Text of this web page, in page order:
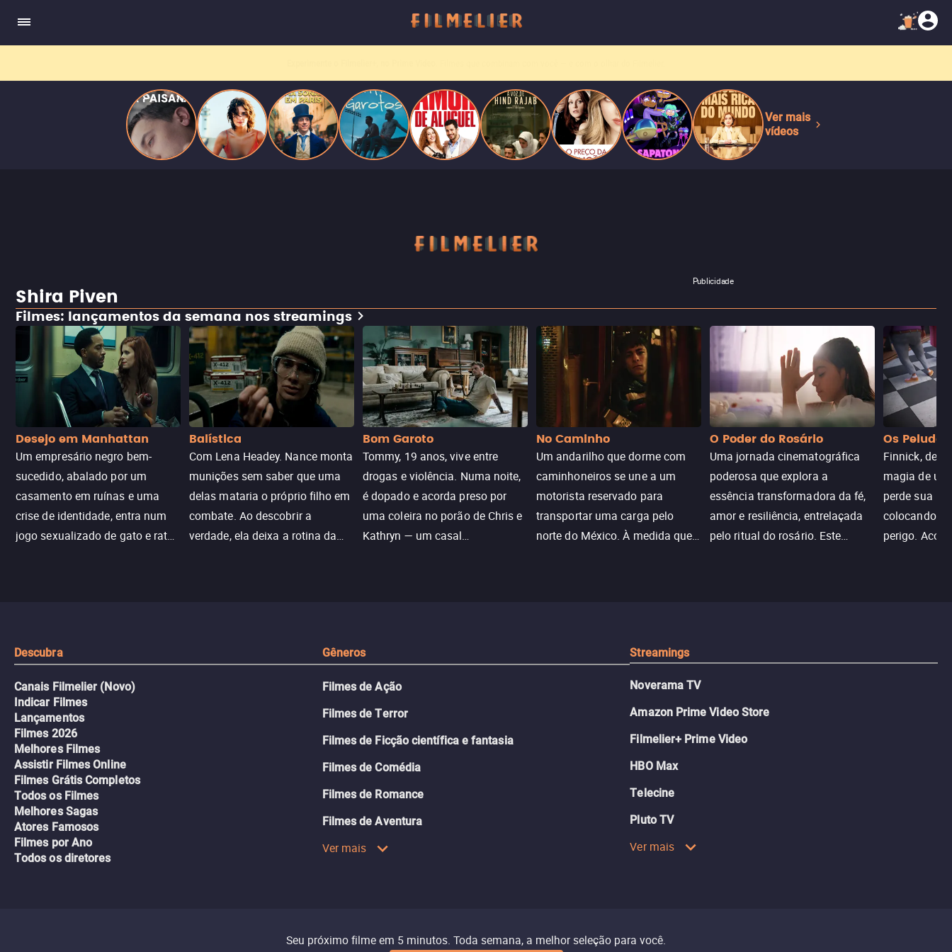
Ver mais
vídeos
Publicidade
Shira Piven
Filmes: lançamentos da semana nos streamings
Desejo em Manhattan
Um empresário negro bem-
sucedido, abalado por um
casamento em ruínas e uma
crise de identidade, entra num
jogo sexualizado de gato e rato
Balística
Com Lena Headey. Nance monta
munições sem saber que uma
delas mataria o próprio filho em
combate. Ao descobrir a
verdade, ela deixa a rotina da
Bom Garoto
Tommy, 19 anos, vive entre
drogas e violência. Numa noite,
é dopado e acorda preso por
uma coleira no porão de Chris e
Kathryn — um casal
No Caminho
Um andarilho que dorme com
caminhoneiros se une a um
motorista reservado para
transportar uma carga pelo
norte do México. À medida que
O Poder do Rosário
Uma jornada cinematográfica
poderosa que explora a
essência transformadora da fé,
amor e resiliência, entrelaçada
pelo ritual do rosário. Este
Os Peludos
Finnick,
magia de
perde sua
colocando
perigo.
Descubra
Canais Filmelier (Novo)
Indicar Filmes
Lançamentos
Filmes 2026
Melhores Filmes
Assistir Filmes Online
Filmes Grátis Completos
Todos os Filmes
Melhores Sagas
Atores Famosos
Filmes por Ano
Todos os diretores
Gêneros
Filmes de Ação
Filmes de Terror
Filmes de Ficção científica e fantasia
Filmes de Comédia
Filmes de Romance
Filmes de Aventura
Ver mais
Streamings
Noverama TV
Amazon Prime Video Store
Filmelier+ Prime Video
HBO Max
Telecine
Pluto TV
Ver mais
Seu próximo filme em 5 minutos. Toda semana, a melhor seleção para você.